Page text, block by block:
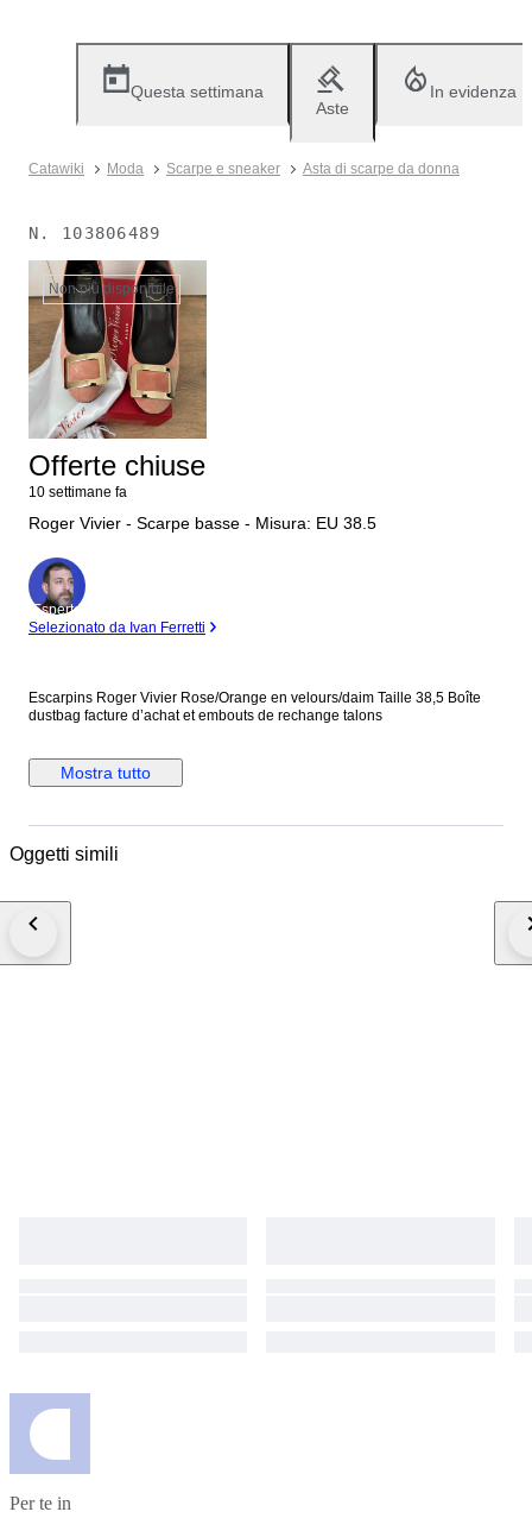
Questa settimana
Aste
In evidenza
Catawiki Moda Scarpe e sneaker Asta di scarpe da donna
N. 103806489
Non più disponibile
Offerte chiuse
10 settimane fa
Roger Vivier - Scarpe basse - Misura: EU 38.5
Esperto
Selezionato da Ivan Ferretti
Escarpins Roger Vivier Rose/Orange en velours/daim Taille 38,5 Boîte
dustbag facture d’achat et embouts de rechange talons
Mostra tutto
Oggetti simili
Per te in